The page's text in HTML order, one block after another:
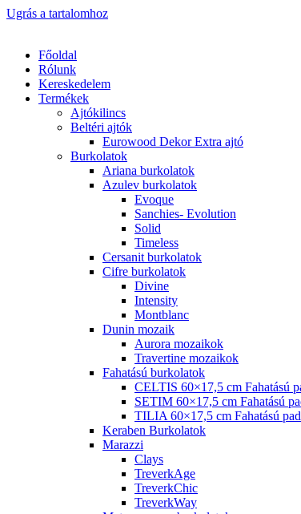
Ugrás a tartalomhoz
Főoldal
Rólunk
Kereskedelem
Termékek
Ajtókilincs
Beltéri ajtók
Eurowood Dekor Extra ajtó
Burkolatok
Ariana burkolatok
Azulev burkolatok
Evoque
Sanchies- Evolution
Solid
Timeless
Cersanit burkolatok
Cifre burkolatok
Divine
Intensity
Montblanc
Dunin mozaik
Aurora mozaikok
Travertine mozaikok
Fahatású burkolatok
CELTIS 60×17,5 cm Fahatású
SETIM 60×17,5 cm Fahatású
TILIA 60×17,5 cm Fahatású
Keraben Burkolatok
Marazzi
Clays
TreverkAge
TreverkChic
TreverkWay